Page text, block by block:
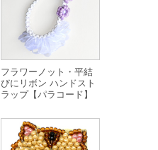
フラワーノット・平結
びにリボン ハンドスト
ラップ【パラコード】